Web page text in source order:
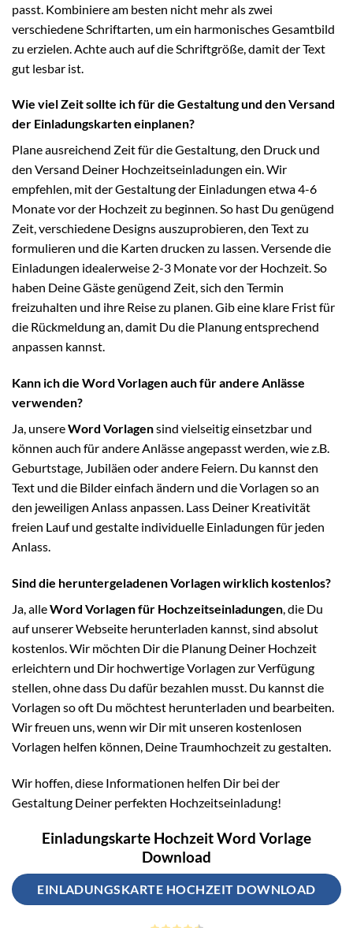
passt. Kombiniere am besten nicht mehr als zwei
verschiedene Schriftarten, um ein harmonisches Gesamtbild
zu erzielen. Achte auch auf die Schriftgröße, damit der Text
gut lesbar ist.
Wie viel Zeit sollte ich für die Gestaltung und den Versand
der Einladungskarten einplanen?
Plane ausreichend Zeit für die Gestaltung, den Druck und
den Versand Deiner Hochzeitseinladungen ein. Wir
empfehlen, mit der Gestaltung der Einladungen etwa 4-6
Monate vor der Hochzeit zu beginnen. So hast Du genügend
Zeit, verschiedene Designs auszuprobieren, den Text zu
formulieren und die Karten drucken zu lassen. Versende die
Einladungen idealerweise 2-3 Monate vor der Hochzeit. So
haben Deine Gäste genügend Zeit, sich den Termin
freizuhalten und ihre Reise zu planen. Gib eine klare Frist für
die Rückmeldung an, damit Du die Planung entsprechend
anpassen kannst.
Kann ich die Word Vorlagen auch für andere Anlässe
verwenden?
Ja, unsereWord Vorlagensind vielseitig einsetzbar und
können auch für andere Anlässe angepasst werden, wie z.B.
Geburtstage, Jubiläen oder andere Feiern. Du kannst den
Text und die Bilder einfach ändern und die Vorlagen so an
den jeweiligen Anlass anpassen. Lass Deiner Kreativität
freien Lauf und gestalte individuelle Einladungen für jeden
Anlass.
Sind die heruntergeladenen Vorlagen wirklich kostenlos?
Ja, alleWord Vorlagen für Hochzeitseinladungen, die Du
auf unserer Webseite herunterladen kannst, sind absolut
kostenlos. Wir möchten Dir die Planung Deiner Hochzeit
erleichtern und Dir hochwertige Vorlagen zur Verfügung
stellen, ohne dass Du dafür bezahlen musst. Du kannst die
Vorlagen so oft Du möchtest herunterladen und bearbeiten.
Wir freuen uns, wenn wir Dir mit unseren kostenlosen
Vorlagen helfen können, Deine Traumhochzeit zu gestalten.
Wir hoffen, diese Informationen helfen Dir bei der
Gestaltung Deiner perfekten Hochzeitseinladung!
Einladungskarte Hochzeit Word Vorlage
Download
EINLADUNGSKARTE HOCHZEIT DOWNLOAD